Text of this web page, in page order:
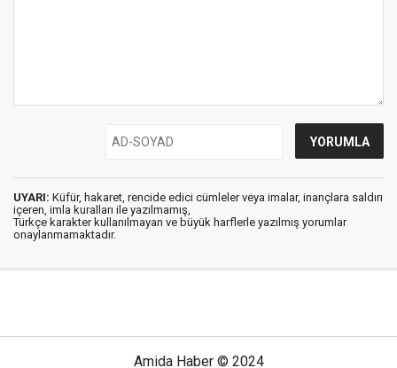
UYARI: Küfür, hakaret, rencide edici cümleler veya imalar, inançlara saldırı
içeren, imla kuralları ile yazılmamış,
Türkçe karakter kullanılmayan ve büyük harflerle yazılmış yorumlar
onaylanmamaktadır.
Amida Haber © 2024